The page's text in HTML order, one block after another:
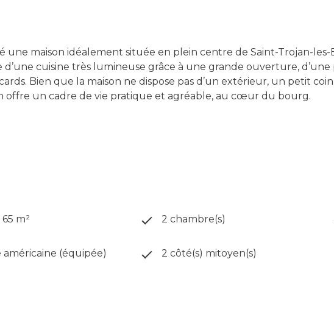
maison idéalement située en plein centre de Saint-Trojan-les-
cuisine très lumineuse grâce à une grande ouverture,
Bien que la maison ne dispose pas d’un extérieur, un petit
offre un cadre de vie pratique et agréable, au cœur du bourg.
m² 2 chambre(s)
américaine (équipée) 2 côté(s) mitoyen(s)